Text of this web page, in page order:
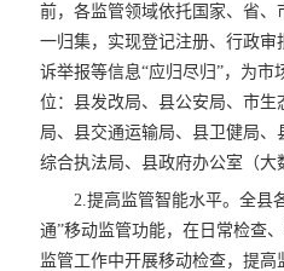
前，各监管领域依托国家、省
一归集，实现登记注册、行政
诉举报等信息“应归尽归”，为市
位：县发改局、县公安局、市
局、县交通运输局、县卫健局
综合执法局、县政府办公室（大
2.提高监管智能水平。全县
通”移动监管功能，在日常检查
监管工作中开展移动检查，提